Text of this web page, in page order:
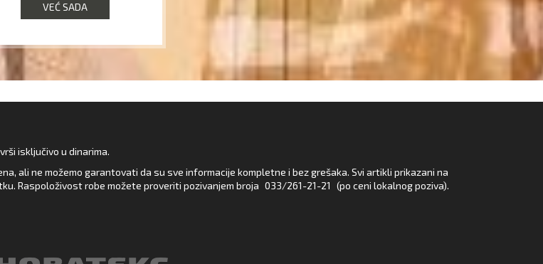
VEĆ SADA
isključivo u dinarima.
ali ne možemo garantovati da su sve informacije kompletne i bez grešaka. Svi artikli prikazani na
Raspoloživost robe možete proveriti pozivanjem broja 033/261-21-21 (po ceni lokalnog poziva).